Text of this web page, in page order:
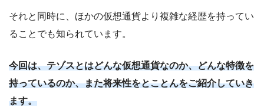
それと同時に、ほかの仮想通貨より複雑な経歴を持ってい
ることでも知られています。
今回は、テゾスとはどんな仮想通貨なのか、どんな特徴を
持っているのか、また将来性をとことんをご紹介していき
ます。